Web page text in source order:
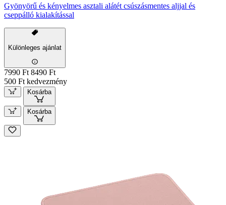
Gyönyörű és kényelmes asztali alátét csúszásmentes aljjal és
cseppálló kialakítással
Különleges ajánlat
7990 Ft 8490 Ft
500 Ft kedvezmény
Kosárba
Kosárba